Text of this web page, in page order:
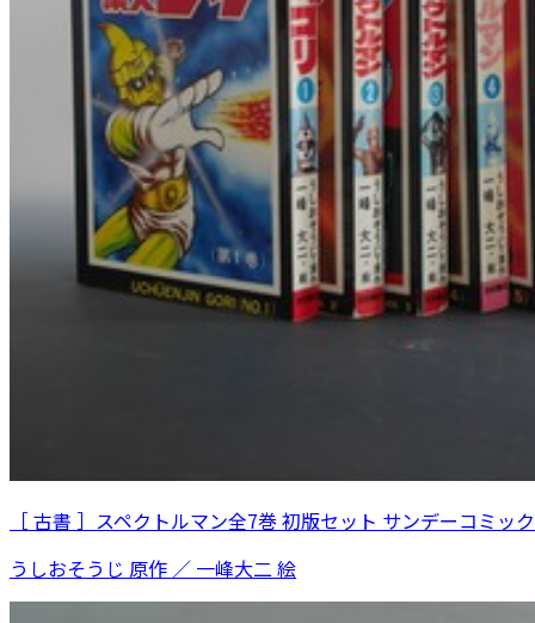
［ 古書 ］スペクトルマン全7巻 初版セット サンデーコミッ
うしおそうじ 原作 ／ 一峰大二 絵